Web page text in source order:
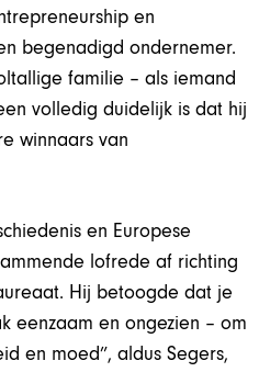
en
begenadigd ondernemer.
familie – als iemand
volledig duidelijk is dat hij
winnaars van
en Europese
lofrede af richting
Hij betoogde dat je
eenzaam en ongezien – om
en moed”, aldus Segers,